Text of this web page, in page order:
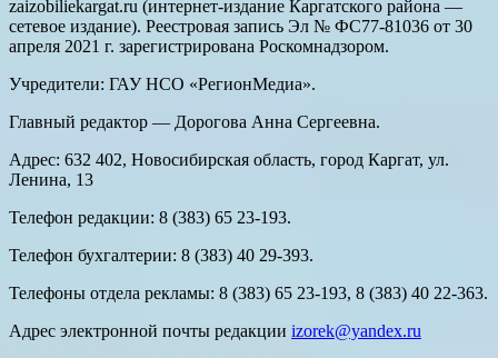
zaizobiliekargat.ru (интернет-издание Каргатского района —
сетевое издание). Реестровая запись Эл № ФС77-81036 от 30
апреля 2021 г. зарегистрирована Роскомнадзором.
Учредители: ГАУ НСО «РегионМедиа».
Главный редактор — Дорогова Анна Сергеевна.
Адрес: 632 402, Новосибирская область, город Каргат, ул.
Ленина, 13
Телефон редакции: 8 (383) 65 23-193.
Телефон бухгалтерии: 8 (383) 40 29-393.
Телефоны отдела рекламы: 8 (383) 65 23-193, 8 (383) 40 22-363.
Адрес электронной почты редакции izorek@yandex.ru